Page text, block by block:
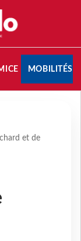
MOBILITÉS
et de